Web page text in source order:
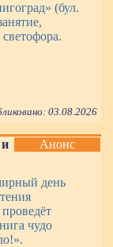
(бул.
03.08.2026
Анонс
день
чудо